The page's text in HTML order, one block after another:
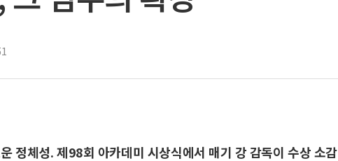
정체성. 제98회 아카데미 시상식에서 매기 강 감독이 수상 소감